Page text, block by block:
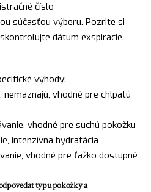
číslo
súčasťou výberu. Pozrite si
dátum exspirácie.
výhody:
vhodné pre chlpatú
vhodné pre suchú pokožku
intenzívna hydratácia
vhodné pre ťažko dostupné
typu pokožky a